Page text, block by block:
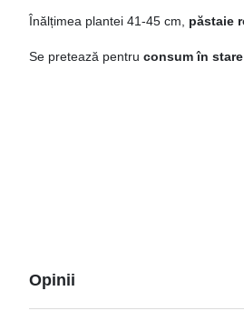
Înălțimea plantei 41-45 cm, păstaie
Se pretează pentru consum în
Opinii